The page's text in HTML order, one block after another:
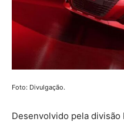
Foto: Divulgação.
Desenvolvido pela